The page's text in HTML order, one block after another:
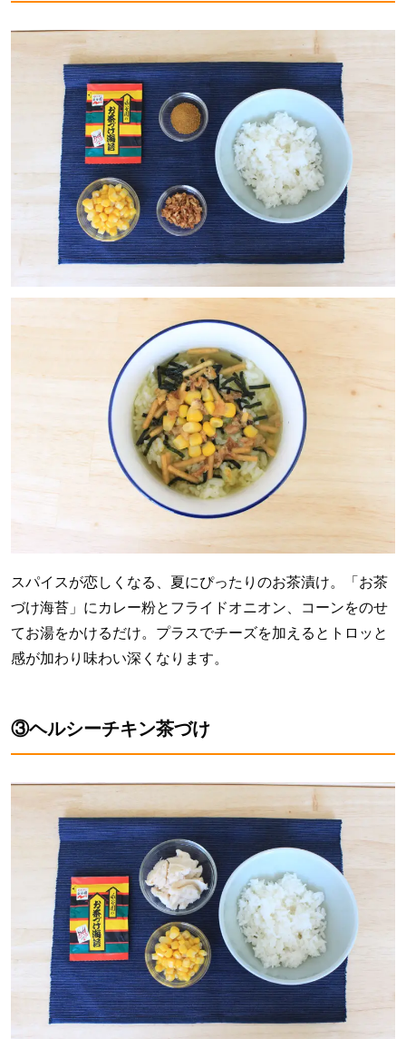
スパイスが恋しくなる、夏にぴったりのお茶漬け。「お茶
づけ海苔」にカレー粉とフライドオニオン、コーンをのせ
てお湯をかけるだけ。プラスでチーズを加えるとトロッと
感が加わり味わい深くなります。
③ヘルシーチキン茶づけ